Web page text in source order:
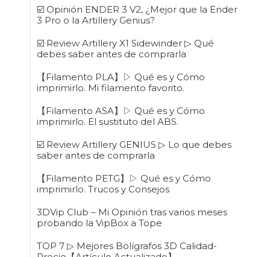
☑️ Opinión ENDER 3 V2, ¿Mejor que la Ender
3 Pro o la Artillery Genius?
☑️ Review Artillery X1 Sidewinder ▷ Qué
debes saber antes de comprarla
【Filamento PLA】▷ Qué es y Cómo
imprimirlo. Mi filamento favorito.
【Filamento ASA】▷ Qué es y Cómo
imprimirlo. El sustituto del ABS.
☑️ Review Artillery GENIUS ▷ Lo que debes
saber antes de comprarla
【Filamento PETG】▷ Qué es y Cómo
imprimirlo. Trucos y Consejos
3DVip Club – Mi Opinión tras varios meses
probando la VipBox a Tope
TOP 7 ▷ Mejores Bolígrafos 3D Calidad-